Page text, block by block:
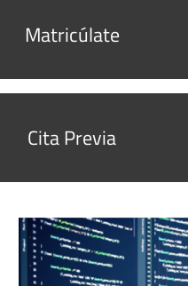
Matricúlate
Cita Previa